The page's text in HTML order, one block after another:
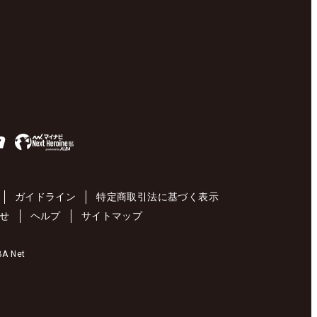
ガイドライン
特定商取引法に基づく表示
ヘルプ サイトマップ
Net